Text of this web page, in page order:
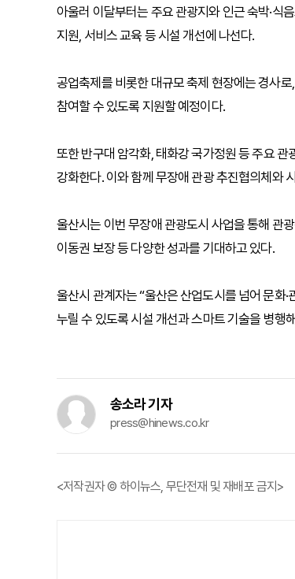
아울러 이달부터는 주요 관광지와 인근 숙박·식
지원, 서비스 교육 등 시설 개선에 나선다.
공업축제를 비롯한 대규모 축제 현장에는 경사
참여할 수 있도록 지원할 예정이다.
또한 반구대 암각화, 태화강 국가정원 등 주요
강화한다. 이와 함께 무장애 관광 추진협의체와
울산시는 이번 무장애 관광도시 사업을 통해 관
이동권 보장 등 다양한 성과를 기대하고 있다.
울산시 관계자는 “울산은 산업도시를 넘어 문화
누릴 수 있도록 시설 개선과 스마트 기술을 병행
송소라 기자
press@hinews.co.kr
<저작권자 © 하이뉴스, 무단전재 및 재배포 금지>